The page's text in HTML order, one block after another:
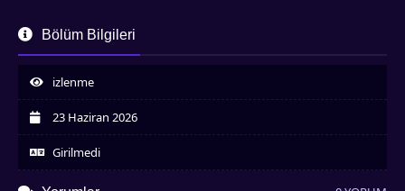
Bölüm Bilgileri
izlenme
23 Haziran 2026
Girilmedi